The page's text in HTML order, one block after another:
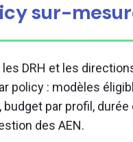
sur-
DRH et les
policy : modèles
budget par profil,
des AEN.